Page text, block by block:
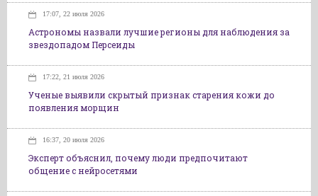
17:07, 22 июля 2026
Астрономы назвали лучшие регионы для наблюдения за
звездопадом Персеиды
17:22, 21 июля 2026
Ученые выявили скрытый признак старения кожи до
появления морщин
16:37, 20 июля 2026
Эксперт объяснил, почему люди предпочитают
общение с нейросетями